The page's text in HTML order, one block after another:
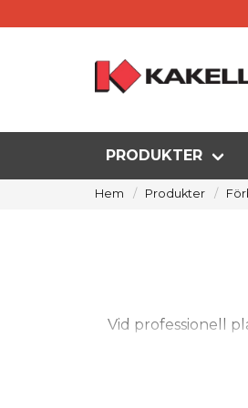
PRODUKTER
Hem Produkter
Vid professionell
borrar i hårda